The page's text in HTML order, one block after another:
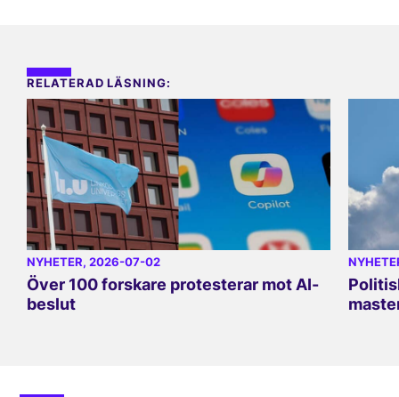
RELATERAD LÄSNING:
NYHETER, 2026-07-02
Över 100 forskare protesterar mot AI-
beslut